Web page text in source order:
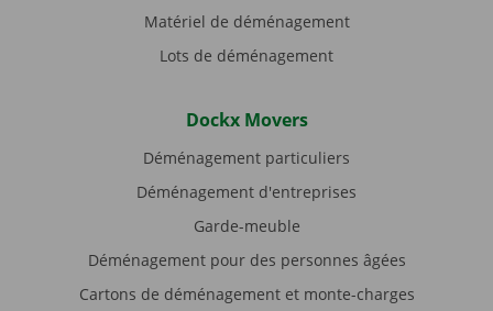
Matériel de déménagement
Lots de déménagement
Dockx Movers
Déménagement particuliers
Déménagement d'entreprises
Garde-meuble
Déménagement pour des personnes âgées
Cartons de déménagement et monte-charges